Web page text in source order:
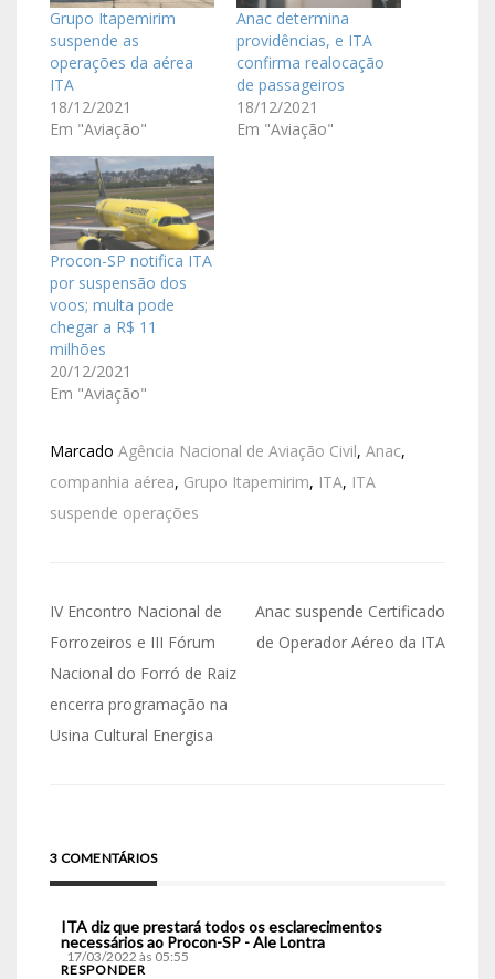
Grupo Itapemirim
suspende as
operações da aérea
ITA
18/12/2021
Em "Aviação"
Anac determina
providências, e ITA
confirma realocação
de passageiros
18/12/2021
Em "Aviação"
Procon-SP notifica ITA
por suspensão dos
voos; multa pode
chegar a R$ 11
milhões
20/12/2021
Em "Aviação"
Marcado Agência Nacional de Aviação Civil, Anac,
companhia aérea, Grupo Itapemirim, ITA, ITA
suspende operações
IV Encontro Nacional de
Forrozeiros e III Fórum
Nacional do Forró de Raiz
encerra programação na
Usina Cultural Energisa
Anac suspende Certificado
de Operador Aéreo da ITA
3 COMENTÁRIOS
ITA diz que prestará todos os esclarecimentos
necessários ao Procon-SP - Ale Lontra
17/03/2022 às 05:55
RESPONDER